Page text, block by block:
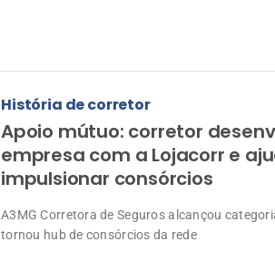
História de corretor
Apoio mútuo: corretor
empresa com a Lojacorr e
impulsionar consórcios
A3MG Corretora de Seguros alcançou
tornou hub de consórcios da rede